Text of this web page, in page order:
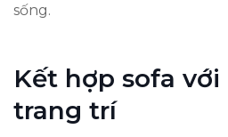
sống.
Kết hợp sofa
trang trí